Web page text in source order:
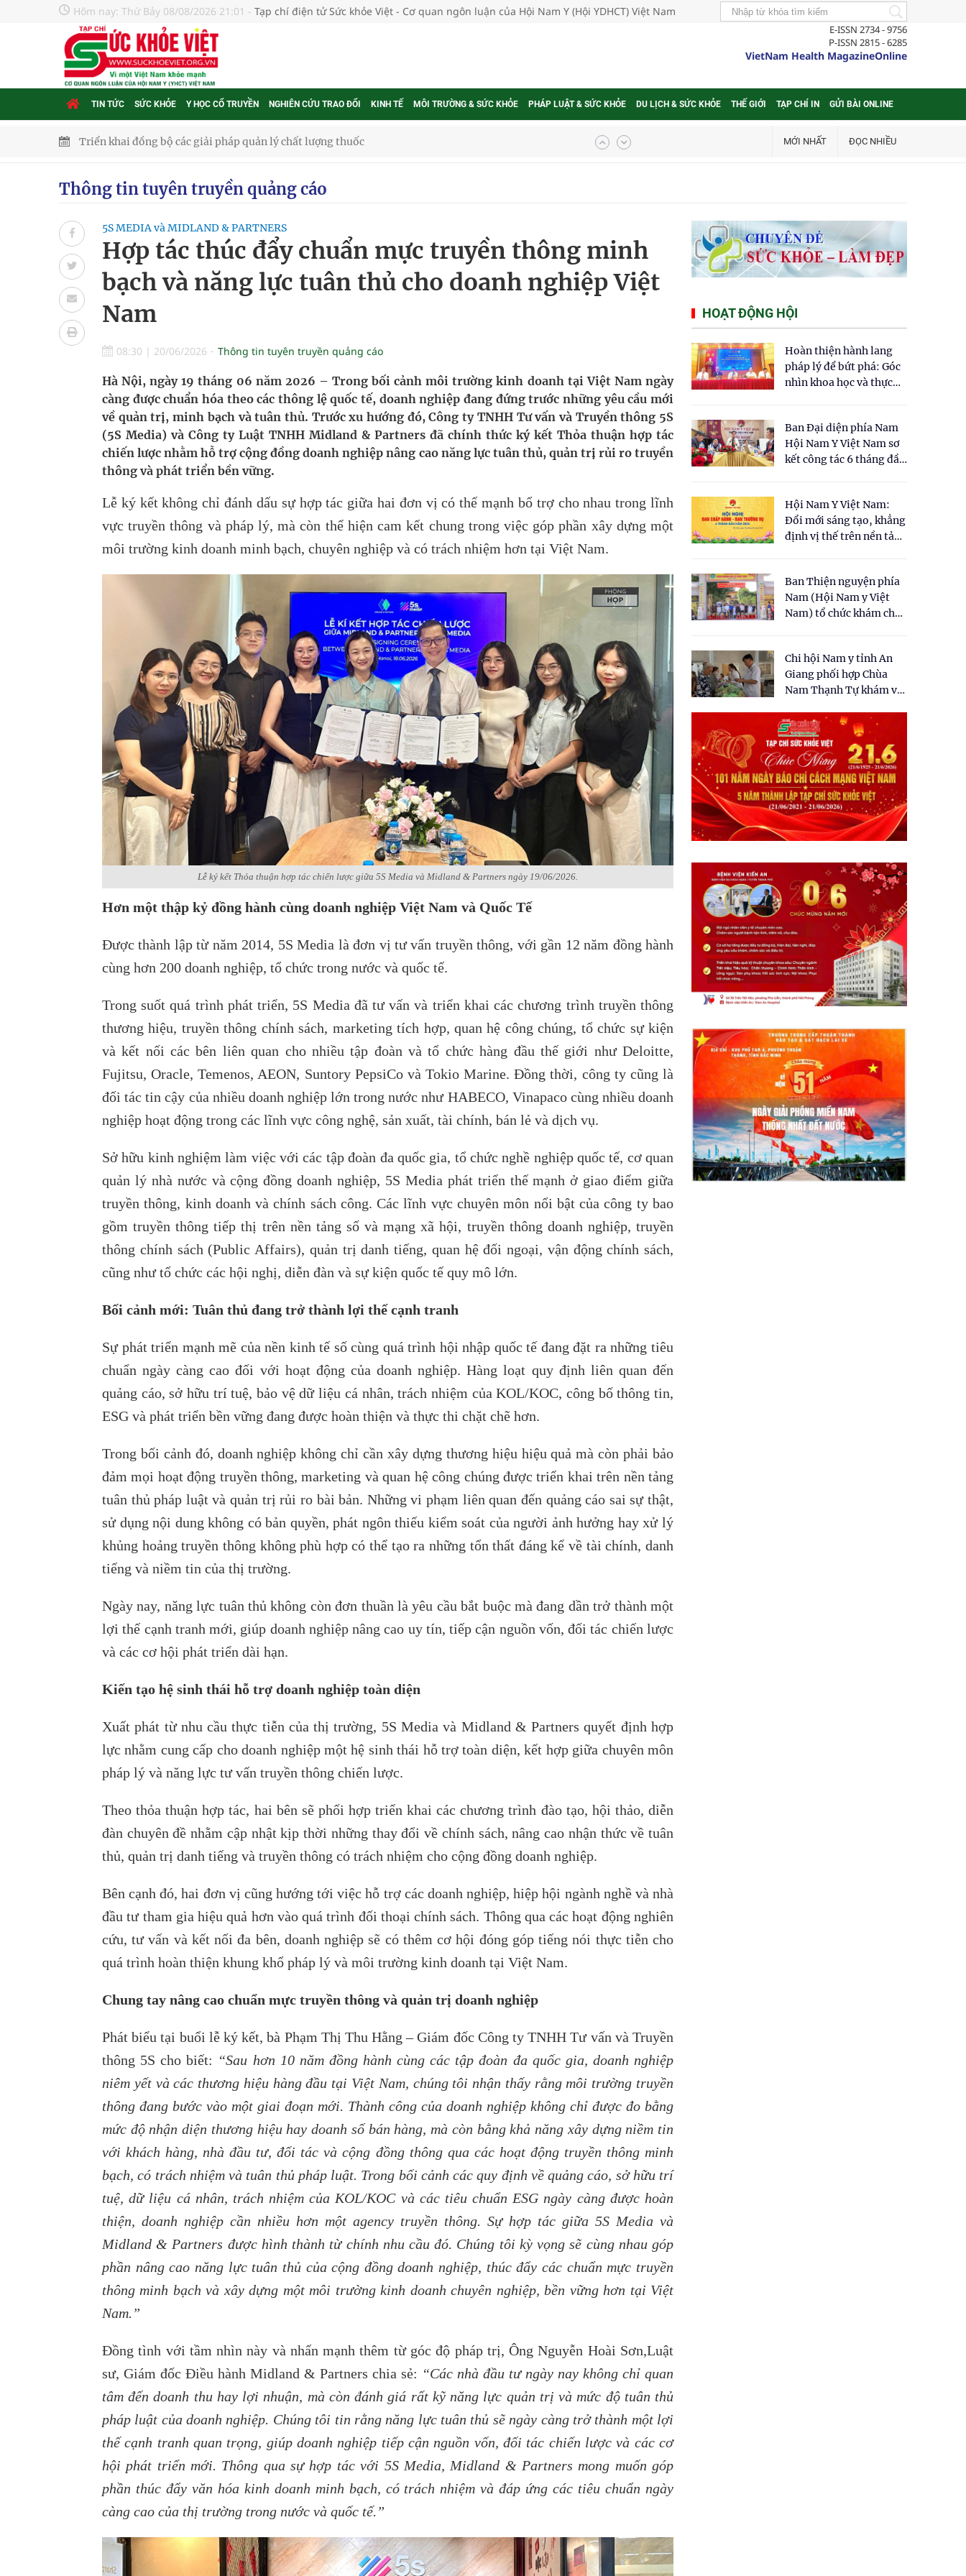
Hôm nay: Thứ Bảy 08/08/2026 21:01 - Tạp chí điện tử Sức khỏe Việt - Cơ quan ngôn luận của Hội Nam Y (Hội YDHCT) Việt Nam
E-ISSN 2734 - 9756
P-ISSN 2815 - 6285
VietNam Health MagazineOnline
TIN TỨC SỨC KHỎE Y HỌC CỔ TRUYỀN NGHIÊN CỨU TRAO ĐỔI KINH TẾ MÔI TRƯỜNG & SỨC KHỎE PHÁP LUẬT & SỨC KHỎE DU LỊCH & SỨC KHỎE THẾ GIỚI TẠP CHÍ IN GỬI BÀI ONLINE
Triển khai đồng bộ các giải pháp quản lý chất lượng thuốc
Đắk Lắk: Đẩy nhanh tiến độ khám sức khỏe định kỳ, khám sàng lọc cho người dân
Tổng hợp những cách trị thâm body nách, bẹn, mông cực hiệu quả
Tỷ lệ tật khúc xạ ở trẻ gia tăng: Khuyến nghị của chuyên gia
Nhiều lợi thế để nâng chất lượng y tế
Tầm soát sớm ung thư vú giúp cứu sống hàng nghìn phụ nữ mỗi năm
Giải pháp nâng cao thị lực thời hiện đại
MỚI NHẤT ĐỌC NHIỀU
Thông tin tuyên truyền quảng cáo
5S MEDIA và MIDLAND & PARTNERS
Hợp tác thúc đẩy chuẩn mực truyền thông minh
bạch và năng lực tuân thủ cho doanh nghiệp Việt
Nam
08:30 | 20/06/2026 Thông tin tuyên truyền quảng cáo
Hà Nội, ngày 19 tháng 06 năm 2026 – Trong bối cảnh môi trường kinh doanh tại Việt Nam ngày
càng được chuẩn hóa theo các thông lệ quốc tế, doanh nghiệp đang đứng trước những yêu cầu mới
về quản trị, minh bạch và tuân thủ. Trước xu hướng đó, Công ty TNHH Tư vấn và Truyền thông 5S
(5S Media) và Công ty Luật TNHH Midland & Partners đã chính thức ký kết Thỏa thuận hợp tác
chiến lược nhằm hỗ trợ cộng đồng doanh nghiệp nâng cao năng lực tuân thủ, quản trị rủi ro truyền
thông và phát triển bền vững.
Lễ ký kết không chỉ đánh dấu sự hợp tác giữa hai đơn vị có thế mạnh bổ trợ cho nhau trong lĩnh
vực truyền thông và pháp lý, mà còn thể hiện cam kết chung trong việc góp phần xây dựng một
môi trường kinh doanh minh bạch, chuyên nghiệp và có trách nhiệm hơn tại Việt Nam.
Lễ ký kết Thỏa thuận hợp tác chiến lược giữa 5S Media và Midland & Partners ngày 19/06/2026.
Hơn một thập kỷ đồng hành cùng doanh nghiệp Việt Nam và Quốc Tế
Được thành lập từ năm 2014, 5S Media là đơn vị tư vấn truyền thông, với gần 12 năm đồng hành
cùng hơn 200 doanh nghiệp, tổ chức trong nước và quốc tế.
Trong suốt quá trình phát triển, 5S Media đã tư vấn và triển khai các chương trình truyền thông
thương hiệu, truyền thông chính sách, marketing tích hợp, quan hệ công chúng, tổ chức sự kiện
và kết nối các bên liên quan cho nhiều tập đoàn và tổ chức hàng đầu thế giới như Deloitte,
Fujitsu, Oracle, Temenos, AEON, Suntory PepsiCo và Tokio Marine. Đồng thời, công ty cũng là
đối tác tin cậy của nhiều doanh nghiệp lớn trong nước như HABECO, Vinapaco cùng nhiều doanh
nghiệp hoạt động trong các lĩnh vực công nghệ, sản xuất, tài chính, bán lẻ và dịch vụ.
Sở hữu kinh nghiệm làm việc với các tập đoàn đa quốc gia, tổ chức nghề nghiệp quốc tế, cơ quan
quản lý nhà nước và cộng đồng doanh nghiệp, 5S Media phát triển thế mạnh ở giao điểm giữa
truyền thông, kinh doanh và chính sách công. Các lĩnh vực chuyên môn nổi bật của công ty bao
gồm truyền thông tiếp thị trên nền tảng số và mạng xã hội, truyền thông doanh nghiệp, truyền
thông chính sách (Public Affairs), quản trị danh tiếng, quan hệ đối ngoại, vận động chính sách,
cũng như tổ chức các hội nghị, diễn đàn và sự kiện quốc tế quy mô lớn.
Bối cảnh mới: Tuân thủ đang trở thành lợi thế cạnh tranh
Sự phát triển mạnh mẽ của nền kinh tế số cùng quá trình hội nhập quốc tế đang đặt ra những tiêu
chuẩn ngày càng cao đối với hoạt động của doanh nghiệp. Hàng loạt quy định liên quan đến
quảng cáo, sở hữu trí tuệ, bảo vệ dữ liệu cá nhân, trách nhiệm của KOL/KOC, công bố thông tin,
ESG và phát triển bền vững đang được hoàn thiện và thực thi chặt chẽ hơn.
Trong bối cảnh đó, doanh nghiệp không chỉ cần xây dựng thương hiệu hiệu quả mà còn phải bảo
đảm mọi hoạt động truyền thông, marketing và quan hệ công chúng được triển khai trên nền tảng
tuân thủ pháp luật và quản trị rủi ro bài bản. Những vi phạm liên quan đến quảng cáo sai sự thật,
sử dụng nội dung không có bản quyền, phát ngôn thiếu kiểm soát của người ảnh hưởng hay xử lý
khủng hoảng truyền thông không phù hợp có thể tạo ra những tổn thất đáng kể về tài chính, danh
tiếng và niềm tin của thị trường.
Ngày nay, năng lực tuân thủ không còn đơn thuần là yêu cầu bắt buộc mà đang dần trở thành một
lợi thế cạnh tranh mới, giúp doanh nghiệp nâng cao uy tín, tiếp cận nguồn vốn, đối tác chiến lược
và các cơ hội phát triển dài hạn.
Kiến tạo hệ sinh thái hỗ trợ doanh nghiệp toàn diện
Xuất phát từ nhu cầu thực tiễn của thị trường, 5S Media và Midland & Partners quyết định hợp
lực nhằm cung cấp cho doanh nghiệp một hệ sinh thái hỗ trợ toàn diện, kết hợp giữa chuyên môn
pháp lý và năng lực tư vấn truyền thông chiến lược.
Theo thỏa thuận hợp tác, hai bên sẽ phối hợp triển khai các chương trình đào tạo, hội thảo, diễn
đàn chuyên đề nhằm cập nhật kịp thời những thay đổi về chính sách, nâng cao nhận thức về tuân
thủ, quản trị danh tiếng và truyền thông có trách nhiệm cho cộng đồng doanh nghiệp.
Bên cạnh đó, hai đơn vị cũng hướng tới việc hỗ trợ các doanh nghiệp, hiệp hội ngành nghề và nhà
đầu tư tham gia hiệu quả hơn vào quá trình đối thoại chính sách. Thông qua các hoạt động nghiên
cứu, tư vấn và kết nối đa bên, doanh nghiệp sẽ có thêm cơ hội đóng góp tiếng nói thực tiễn cho
quá trình hoàn thiện khung khổ pháp lý và môi trường kinh doanh tại Việt Nam.
Chung tay nâng cao chuẩn mực truyền thông và quản trị doanh nghiệp
Phát biểu tại buổi lễ ký kết,bà Phạm Thị Thu Hằng – Giám đốc Công ty TNHH Tư vấn và Truyền
thông 5S cho biết: “Sau hơn 10 năm đồng hành cùng các tập đoàn đa quốc gia, doanh nghiệp
niêm yết và các thương hiệu hàng đầu tại Việt Nam, chúng tôi nhận thấy rằng môi trường truyền
thông đang bước vào một giai đoạn mới. Thành công của doanh nghiệp không chỉ được đo bằng
mức độ nhận diện thương hiệu hay doanh số bán hàng, mà còn bằng khả năng xây dựng niềm tin
với khách hàng, nhà đầu tư, đối tác và cộng đồng thông qua các hoạt động truyền thông minh
bạch, có trách nhiệm và tuân thủ pháp luật. Trong bối cảnh các quy định về quảng cáo, sở hữu trí
tuệ, dữ liệu cá nhân, trách nhiệm của KOL/KOC và các tiêu chuẩn ESG ngày càng được hoàn
thiện, doanh nghiệp cần nhiều hơn một agency truyền thông. Sự hợp tác giữa 5S Media và
Midland & Partners được hình thành từ chính nhu cầu đó. Chúng tôi kỳ vọng sẽ cùng nhau góp
phần nâng cao năng lực tuân thủ của cộng đồng doanh nghiệp, thúc đẩy các chuẩn mực truyền
thông minh bạch và xây dựng một môi trường kinh doanh chuyên nghiệp, bền vững hơn tại Việt
Nam.”
Đồng tình với tầm nhìn này và nhấn mạnh thêm từ góc độ pháp trị,Ông Nguyễn Hoài Sơn,Luật
sư, Giám đốc Điều hành Midland & Partners chia sẻ: “Các nhà đầu tư ngày nay không chỉ quan
tâm đến doanh thu hay lợi nhuận, mà còn đánh giá rất kỹ năng lực quản trị và mức độ tuân thủ
pháp luật của doanh nghiệp. Chúng tôi tin rằng năng lực tuân thủ sẽ ngày càng trở thành một lợi
thế cạnh tranh quan trọng, giúp doanh nghiệp tiếp cận nguồn vốn, đối tác chiến lược và các cơ
hội phát triển mới. Thông qua sự hợp tác với 5S Media, Midland & Partners mong muốn góp
phần thúc đẩy văn hóa kinh doanh minh bạch, có trách nhiệm và đáp ứng các tiêu chuẩn ngày
càng cao của thị trường trong nước và quốc tế.”
HOẠT ĐỘNG HỘI
Hoàn thiện hành lang
pháp lý để bứt phá: Góc
nhìn khoa học và thực
cho Luật Y dược cổ
truyền Việt Nam"
Ban Đại diện phía Nam
Hội Nam Y Việt Nam sơ
kết công tác 6 tháng đầu
Hội Nam Y Việt Nam:
Đổi mới sáng tạo, khẳng
định vị thế trên nền tảng
Ban Thiện nguyện phía
Nam (Hội Nam y Việt
Nam) tổ chức khám chữa
dân tại xã Tân Tập
Chi hội Nam y tỉnh An
Giang phối hợp Chùa
Nam Thạnh Tự khám và
nhân dân